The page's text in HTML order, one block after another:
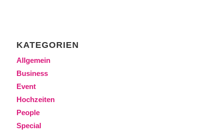
KATEGORIEN
Allgemein
Business
Event
Hochzeiten
People
Special